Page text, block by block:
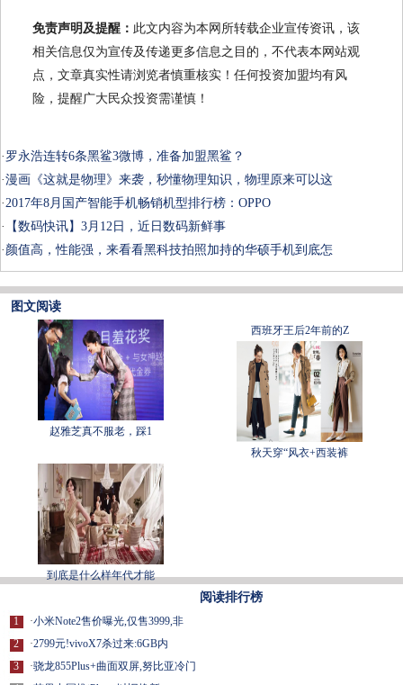
免责声明及提醒： 此文内容为本网所转载企业宣传资讯，该
相关信息仅为宣传及传递更多信息之目的，不代表本网站观
点，文章真实性请浏览者慎重核实！任何投资加盟均有风
险，提醒广大民众投资需谨慎！
· 罗永浩连转6条黑鲨3微博，准备加盟黑鲨？
·漫画《这就是物理》来袭，秒懂物理知识，物理原来可以这
·2017年8月国产智能手机畅销机型排行榜：OPPO
·
【数码快讯】3月12日，近日数码新鲜事
· 颜值高，性能强，来看看黑科技拍照加持的华硕手机到底怎
图文阅读
赵雅芝真不服老，踩1
西班牙王后2年前的Z
秋天穿“风衣+西装裤
到底是什么样年代才能
阅读排行榜
1
2
3
·小米Note2售价曝光,仅售3999,非
·2799元!vivoX7杀过来:6GB内
·骁龙855Plus+曲面双屏,努比亚冷门